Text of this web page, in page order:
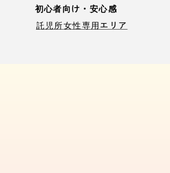
初心者向け・安心感
託児所女性専用エリア